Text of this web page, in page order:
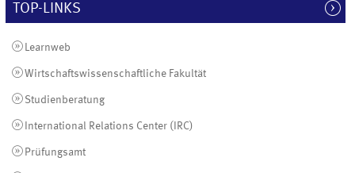
TOP-LINKS
Learnweb
Wirtschaftswissenschaftliche Fakultät
Studienberatung
International Relations Center (IRC)
Prüfungsamt